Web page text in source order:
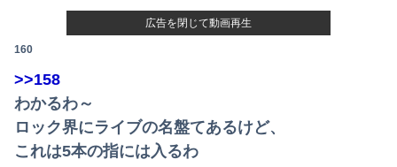
160
>>158
わかるわ～
ロック界にライブの名盤てあるけど、
これは5本の指には入るわ
広告を閉じて動画再生